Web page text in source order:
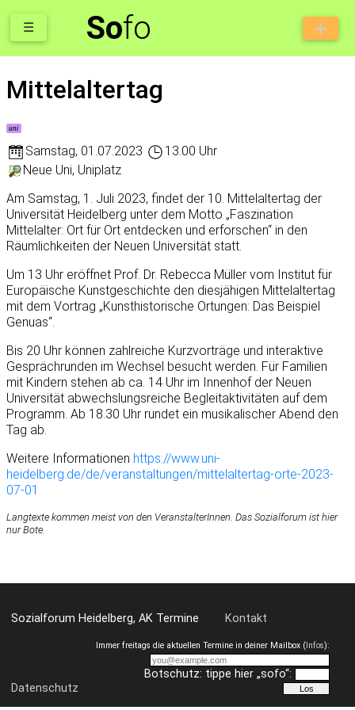
Sofo
☰
Mittelaltertag
uni
Samstag, 01.07.2023
13.00 Uhr
Neue Uni, Uniplatz
Am Samstag, 1. Juli 2023, findet der 10. Mittelaltertag der
Universität Heidelberg unter dem Motto „Faszination
Mittelalter: Ort für Ort entdecken und erforschen“ in den
Räumlichkeiten der Neuen Universität statt.
Um 13 Uhr eröffnet Prof. Dr. Rebecca Müller vom Institut für
Europäische Kunstgeschichte den diesjähigen Mittelaltertag
mit dem Vortrag „Kunsthistorische Ortungen: Das Beispiel
Genuas“.
Bis 20 Uhr können zahlreiche Kurzvorträge und interaktive
Gesprächrunden im Wechsel besucht werden. Für Familien
mit Kindern stehen ab ca. 14 Uhr im Innenhof der Neuen
Universität abwechslungsreiche Begleitaktivitäten auf dem
Programm. Ab 18.30 Uhr rundet ein musikalischer Abend den
Tag ab.
Weitere Informationen https://www.uni-
heidelberg.de/de/veranstaltungen/mittelaltertag-orte-2023-
07-01
Langtexte kommen meist von den VeranstalterInnen. Das Sozialforum ist hier
nur Bote.
Sozialforum Heidelberg, AK Termine Kontakt
Datenschutz
Immer freitags die aktuellen Termine in deiner Mailbox (Infos):
Botschutz: tippe hier „sofo“: